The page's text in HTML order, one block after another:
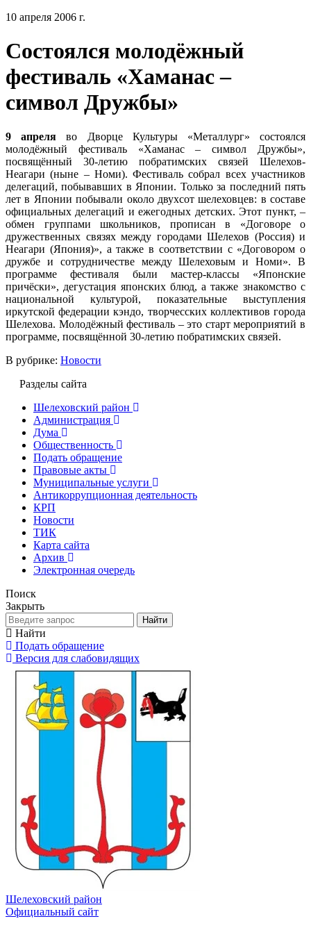
10 апреля 2006 г.
Состоялся молодёжный
фестиваль «Хаманас –
символ Дружбы»
9 апреля во Дворце Культуры «Металлург» состоялся
молодёжный фестиваль «Хаманас – символ Дружбы»,
посвящённый 30-летию побратимских связей Шелехов-
Неагари (ныне – Номи). Фестиваль собрал всех участников
делегаций, побывавших в Японии. Только за последний пять
лет в Японии побывали около двухсот шелеховцев: в составе
официальных делегаций и ежегодных детских. Этот пункт, –
обмен группами школьников, прописан в «Договоре о
дружественных связях между городами Шелехов (Россия) и
Неагари (Япония)», а также в соответствии с «Договором о
дружбе и сотрудничестве между Шелеховым и Номи». В
программе фестиваля были мастер-классы «Японские
причёски», дегустация японских блюд, а также знакомство с
национальной культурой, показательные выступления
иркутской федерации кэндо, творчесских коллективов города
Шелехова. Молодёжный фестиваль – это старт мероприятий в
программе, посвящённой 30-летию побратимских связей.
В рубрике: Новости
Разделы сайта
Шелеховский район
Администрация
Дума
Общественность
Подать обращение
Правовые акты
Муниципальные услуги
Антикоррупционная деятельность
КРП
Новости
ТИК
Карта сайта
Архив
Электронная очередь
Поиск
Закрыть
Найти
Найти
Подать обращение
Версия для слабовидящих
Шелеховский район
Официальный сайт